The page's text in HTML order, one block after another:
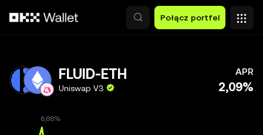
Połącz portfel
FLUID-ETH
Uniswap V3
APR
2,09%